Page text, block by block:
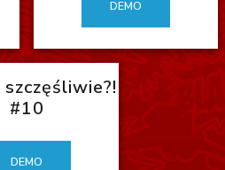
DEMO
szczęśliwie?!
#10
DEMO